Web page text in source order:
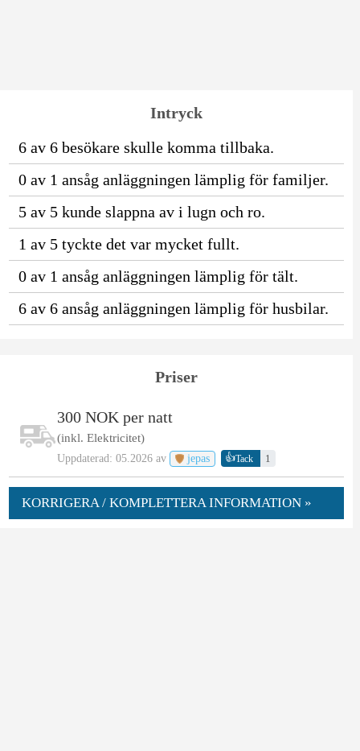
Intryck
6 av 6 besökare skulle komma tillbaka.
0 av 1 ansåg anläggningen lämplig för familjer.
5 av 5 kunde slappna av i lugn och ro.
1 av 5 tyckte det var mycket fullt.
0 av 1 ansåg anläggningen lämplig för tält.
6 av 6 ansåg anläggningen lämplig för husbilar.
Priser
300 NOK per natt
(inkl. Elektricitet)
Uppdaterad: 05.2026 av jepas 👍Tack 1
KORRIGERA / KOMPLETTERA INFORMATION »